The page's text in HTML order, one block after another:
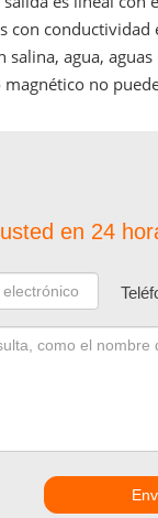
con conductividad
agua,
no
en 24